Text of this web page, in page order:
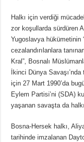
Halkı için verdiği
zor koşullarda sürdüren
Yugoslavya hükümetinin
cezalandırılanlara
Kral”, Bosnalı
İkinci Dünya
için 27 Mart 1990’da
Eylem Partisi’ni (SDA)
yaşanan savaşta da
Bosna-Hersek halkı,
tarihinde imzalanan